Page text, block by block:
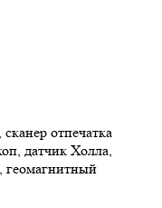
отпечатка
датчик Холла,
геомагнитный